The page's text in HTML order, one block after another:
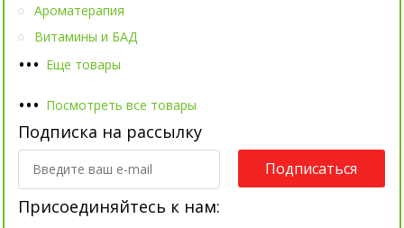
••• Еще товары
Ароматерапия
Витамины и БАД
••• Посмотреть все товары
Подписка на рассылку
Подписаться
Присоединяйтесь к нам: